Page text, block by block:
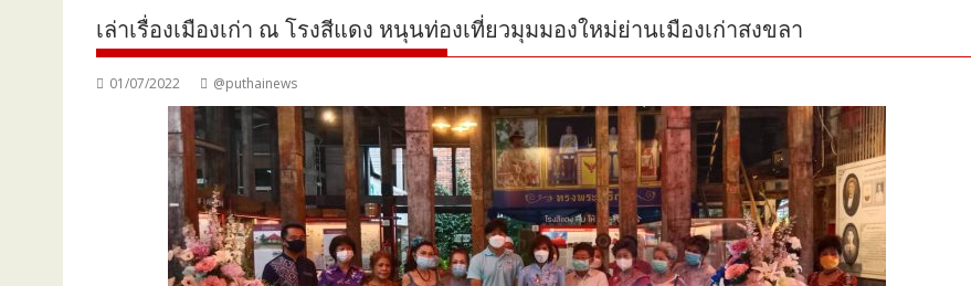
เล่าเรื่องเมืองเก่า ณ โรงสีแดง หนุนท่องเที่ยวมุมมองใหม่ย่านเมืองเก่าสงขลา
01/07/2022 @puthainews